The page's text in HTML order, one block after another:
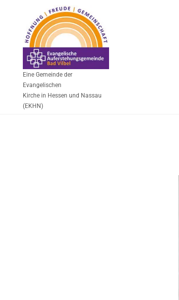
Eine Gemeinde der
Evangelischen
Kirche in Hessen und Nassau
(EKHN)